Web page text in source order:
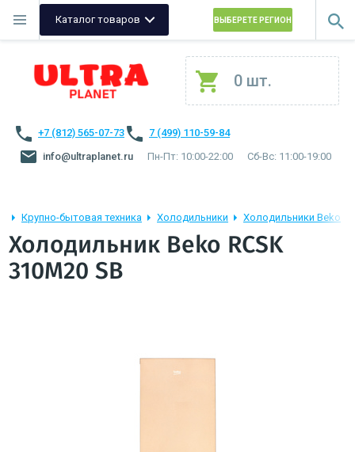
Каталог товаров ВЫБЕРЕТЕ РЕГИОН
0 шт.
+7 (812) 565-07-73
7 (499) 110-59-84
info@ultraplanet.ru
Пн-Пт: 10:00-22:00 Сб-Вс: 11:00-19:00
Крупно-бытовая техника Холодильники Холодильники Beko
Холодильник Beko RCSK
310M20 SB